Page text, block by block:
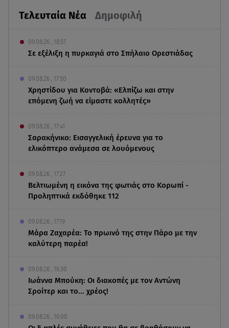
Τελευταία Νέα Δημοφιλή
09.08.26 , 18:57
Σε εξέλιξη η πυρκαγιά στο Σπήλαιο Ορεστιάδας
09.08.26 , 17:50
Χρηστίδου για Κοντοβά: «Ελπίζω και στην
επόμενη ζωή να είμαστε κολλητές»
09.08.26 , 17:41
Σαρακήνικο: Εισαγγελική έρευνα για το
ελικόπτερο ανάμεσα σε λουόμενους
09.08.26 , 17:27
Βελτιωμένη η εικόνα της φωτιάς στο Κορωπί -
Προληπτικά εκδόθηκε 112
09.08.26 , 17:19
Μάρα Ζαχαρέα: Το πρωινό της στην Πάρο με την
καλύτερη παρέα!
09.08.26 , 16:30
Ιωάννα Μπούκη: Οι διακοπές με τον Αντώνη
Σροίτερ και το... χρέος!
09.08.26 , 16:00